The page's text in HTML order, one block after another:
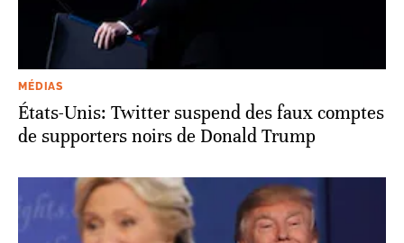
MÉDIAS
États-Unis: Twitter suspend des faux comptes
de supporters noirs de Donald Trump